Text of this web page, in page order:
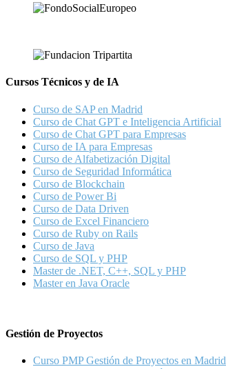
Cursos Técnicos y de IA
Curso de SAP en Madrid
Curso de Chat GPT e Inteligencia Artificial
Curso de Chat GPT para Empresas
Curso de IA para Empresas
Curso de Alfabetización Digital
Curso de Seguridad Informática
Curso de Blockchain
Curso de Power Bi
Curso de Data Driven
Curso de Excel Financiero
Curso de Ruby on Rails
Curso de Java
Curso de SQL y PHP
Master de .NET, C++, SQL y PHP
Master en Java Oracle
Gestión de Proyectos
Curso PMP Gestión de Proyectos en Madrid